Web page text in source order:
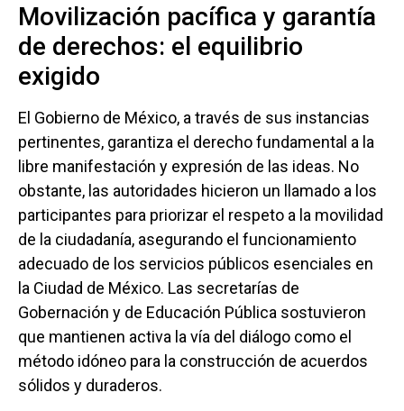
Movilización pacífica y garantía
de derechos: el equilibrio
exigido
El Gobierno de México, a través de sus instancias
pertinentes, garantiza el derecho fundamental a la
libre manifestación y expresión de las ideas. No
obstante, las autoridades hicieron un llamado a los
participantes para priorizar el respeto a la movilidad
de la ciudadanía, asegurando el funcionamiento
adecuado de los servicios públicos esenciales en
la Ciudad de México. Las secretarías de
Gobernación y de Educación Pública sostuvieron
que mantienen activa la vía del diálogo como el
método idóneo para la construcción de acuerdos
sólidos y duraderos.